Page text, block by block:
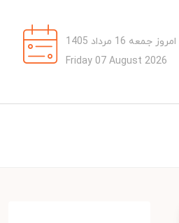
امروز جمعه 16 مرداد 1405
Friday 07 August 2026